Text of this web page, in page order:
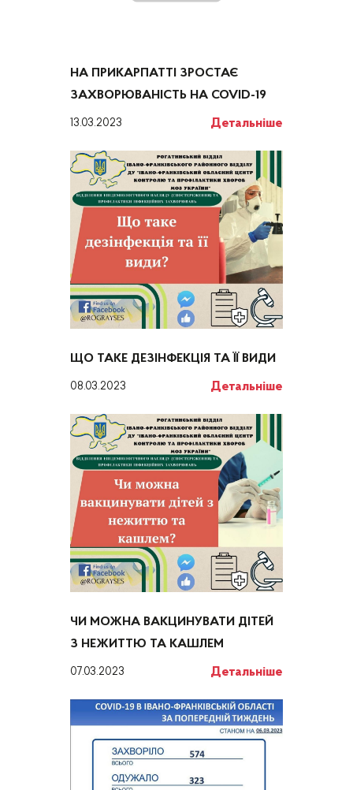
НА ПРИКАРПАТТІ ЗРОСТАЄ
ЗАХВОРЮВАНІСТЬ НА COVID-19
13.03.2023 Детальніше
ЩО ТАКЕ ДЕЗІНФЕКЦІЯ ТА ЇЇ ВИДИ
08.03.2023 Детальніше
ЧИ МОЖНА ВАКЦИНУВАТИ ДІТЕЙ
З НЕЖИТТЮ ТА КАШЛЕМ
07.03.2023 Детальніше